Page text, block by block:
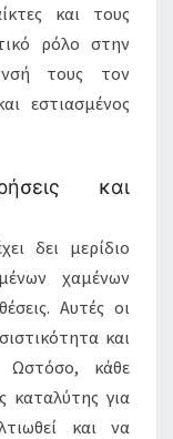
και τους
ρόλο στην
τους τον
εστιασμένος
και
δει μερίδιο
χαμένων
Αυτές οι
και
κάθε
καταλύτης για
και να